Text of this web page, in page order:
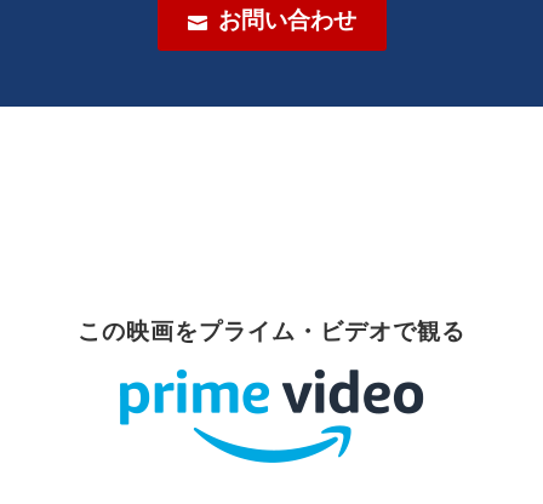
 お問い合わせ
この映画をプライム・ビデオで観る